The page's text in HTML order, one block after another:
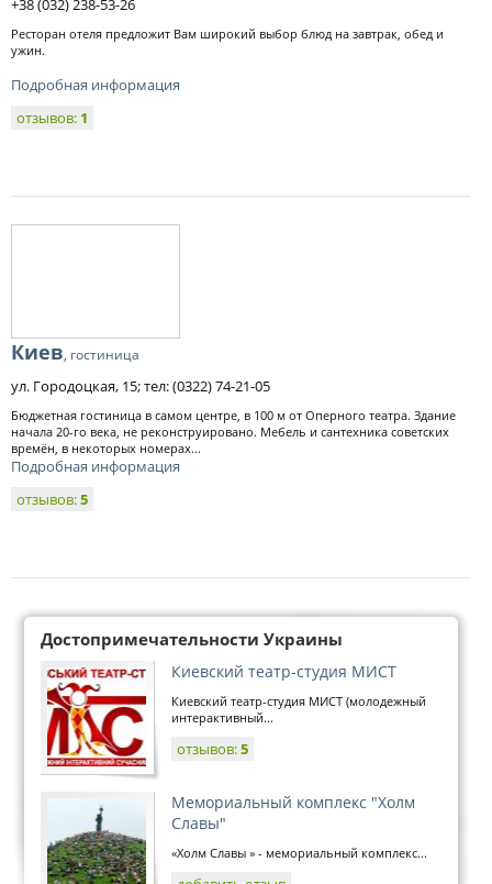
+38 (032) 238-53-26
Ресторан отеля предложит Вам широкий выбор блюд на завтрак, обед и
ужин.
Подробная информация
отзывов: 1
Киев, гостиница
ул. Городоцкая, 15; тел: (0322) 74-21-05
Бюджетная гостиница в самом центре, в 100 м от Оперного театра. Здание
начала 20-го века, не реконструировано. Мебель и сантехника советских
времён, в некоторых номерах...
Подробная информация
отзывов:5
Достопримечательности Украины
Киевский театр-студия МИСТ
Киевский театр-студия МИСТ (молодежный
интерактивный...
отзывов:5
Мемориальный комплекс "Холм
Славы"
«Холм Славы » - мемориальный комплекс...